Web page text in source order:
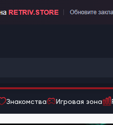
Знакомства Игровая зона